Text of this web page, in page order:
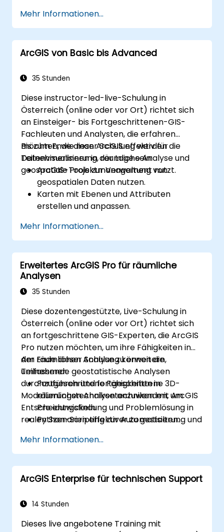
Mehr Informationen...
ArcGIS von Basic bis Advanced
35 Stunden
Diese instructor-led-live-Schulung in
Österreich (online oder vor Ort) richtet sich
an Einsteiger- bis Fortgeschrittenen-GIS-
Fachleuten und Analysten, die erfahren
möchten, wie man ArcGIS effektiv für
Datenvisualisierung, räumliche Analyse und
geospatiale Projektmanagement nutzt.
Bis zum Ende dieser Schulung werden die
Teilnehmer:innen in der Lage sein:
ArcGIS-Tools zur Verwaltung von
geospatialen Daten nutzen.
Karten mit Ebenen und Attributen
erstellen und anpassen.
Geoprozessierungsaufgaben
durchführen.
Arbeitsabläufe mittels ModelBuilder und
Python automatisieren.
Mehr Informationen...
Erweitertes ArcGIS Pro für räumliche
Analysen
35 Stunden
Diese dozentengestützte, Live-Schulung in
Österreich (online oder vor Ort) richtet sich
an fortgeschrittene GIS-Experten, die ArcGIS
Pro nutzen möchten, um ihre Fähigkeiten in
der räumlichen Analyse zu erweitern,
umfassende geostatistische Analysen
durchzuführen und fortgeschrittene 3D-
Modellierungstechniken anzuwenden, um
Entscheidungsfindung und Problemlösung in
realen Szenarien effektiver zu gestalten.
Am Ende dieser Schulung können die
Teilnehmer:
Fortgeschrittene Fähigkeiten in
räumlichen Analysetechniken mit ArcGIS
Pro entwickeln.
Python-Scripting zur Automatisierung und
Räumliche Modellierung zur
Problemlösung in realen Szenarien
anwenden.
Geostatistische Analysen für eine
durchführen.
3D-Raumdatenanalysen effektiv nutzen.
Mehr Informationen...
ArcGIS Enterprise für technischen Support
14 Stunden
Dieses live angebotene Training mit